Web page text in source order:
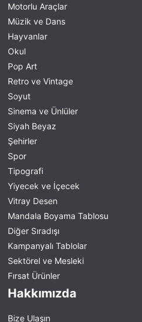
Motorlu Araçlar
Müzik ve Dans
Hayvanlar
Okul
Pop Art
Retro ve Vintage
Soyut
Sinema ve Ünlüler
Siyah Beyaz
Şehirler
Spor
Tipografi
Yiyecek ve İçecek
Vitray Desen
Mandala Boyama Tablosu
Diğer Sıradışı
Kampanyalı Tablolar
Sektörel ve Mesleki
Fırsat Ürünler
Hakkımızda
Bize Ulaşın